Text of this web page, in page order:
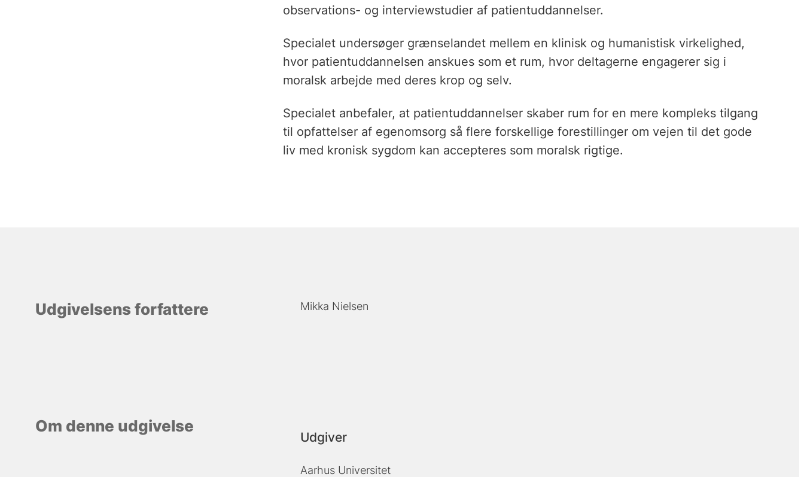
observations- og interviewstudier af patientuddannelser.
Specialet undersøger grænselandet mellem en klinisk og humanistisk virkelighed,
hvor patientuddannelsen anskues som et rum, hvor deltagerne engagerer sig i
moralsk arbejde med deres krop og selv.
Specialet anbefaler, at patientuddannelser skaber rum for en mere kompleks tilgang
til opfattelser af egenomsorg så flere forskellige forestillinger om vejen til det gode
liv med kronisk sygdom kan accepteres som moralsk rigtige.
Udgivelsens forfattere Mikka Nielsen
Om denne udgivelse
Udgiver
Aarhus Universitet